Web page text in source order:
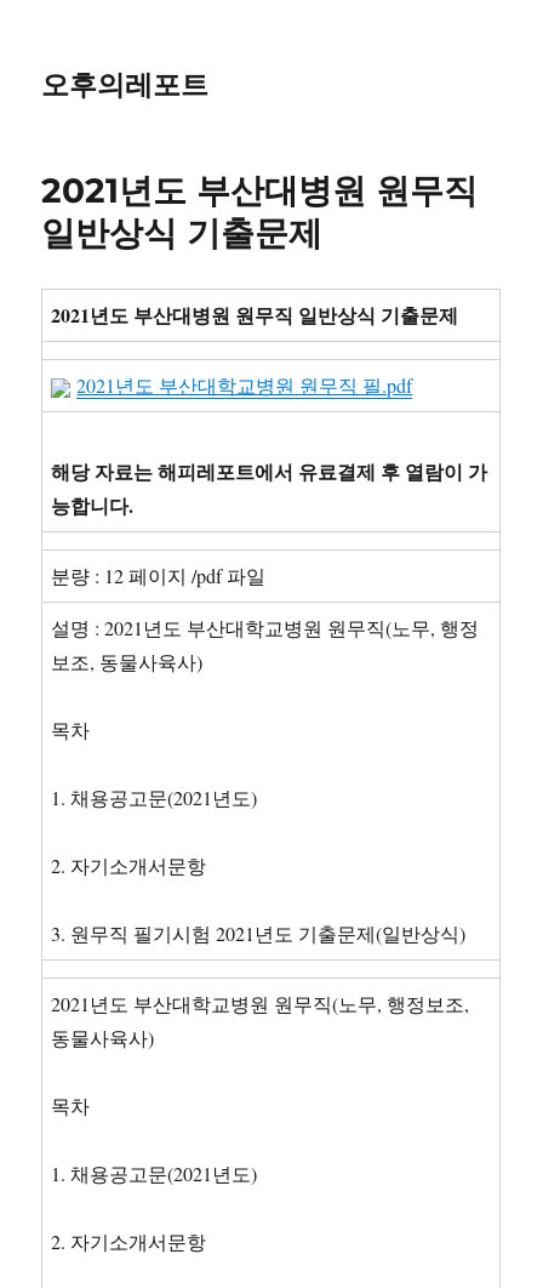
오후의레포트
2021년도 부산대병원 원무직
일반상식 기출문제
2021년도 부산대병원 원무직 일반상식 기출문제
2021년도 부산대학교병원 원무직 필.pdf
해당 자료는 해피레포트에서 유료결제 후 열람이 가
능합니다.
분량 : 12 페이지 /pdf 파일
설명 : 2021년도 부산대학교병원 원무직(노무, 행정
보조, 동물사육사)
목차
1. 채용공고문(2021년도)
2. 자기소개서문항
3. 원무직 필기시험 2021년도 기출문제(일반상식)
2021년도 부산대학교병원 원무직(노무, 행정보조,
동물사육사)
목차
1. 채용공고문(2021년도)
2. 자기소개서문항